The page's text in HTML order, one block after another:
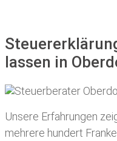
lassen in
Unsere Erfahrungen
mehrere hundert